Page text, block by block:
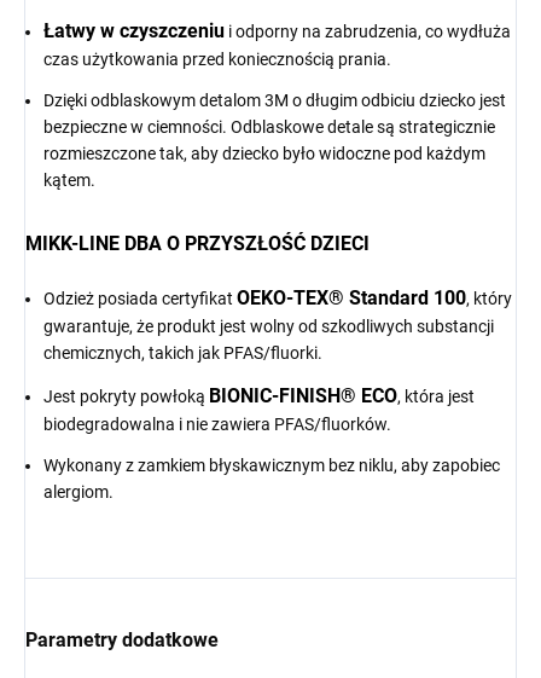
Łatwy w czyszczeniu i odporny na zabrudzenia, co wydłuża
czas użytkowania przed koniecznością prania.
Dzięki odblaskowym detalom 3M o długim odbiciu dziecko jest
bezpieczne w ciemności. Odblaskowe detale są strategicznie
rozmieszczone tak, aby dziecko było widoczne pod każdym
kątem.
MIKK-LINE DBA O PRZYSZŁOŚĆ DZIECI
Odzież posiada certyfikat OEKO-TEX® Standard 100, który
gwarantuje, że produkt jest wolny od szkodliwych substancji
chemicznych, takich jak PFAS/fluorki.
Jest pokryty powłoką BIONIC-FINISH® ECO, która jest
biodegradowalna i nie zawiera PFAS/fluorków.
Wykonany z zamkiem błyskawicznym bez niklu, aby zapobiec
alergiom.
Parametry dodatkowe